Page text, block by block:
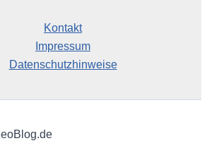
Kontakt
Impressum
Datenschutzhinweise